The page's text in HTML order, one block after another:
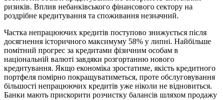
ризиків. Вплив небанківського фінансового сектору на
роздрібне кредитування та споживання незначний.
Частка непрацюючих кредитів поступово знижується після
досягнення історичного максимуму 58% у липні. Найбільше
помітний прогрес за кредитами фізичним особам в
національній валюті завдяки розгортанню нового
кредитування. Якщо економіка зростатиме, якість кредитного
портфеля помірно покращуватиметься, проте обслуговування
більшості непрацюючих кредитів уже ніколи не відновиться.
Банки мають прискорити розчистку балансів шляхом продажу